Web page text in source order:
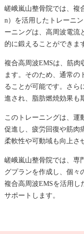
嵯峨嵐山整骨院では、複
n）を活用したトレーニ
ーニングは、高周波電流
的に鍛えることができま
複合高周波EMSは、筋肉
ます。そのため、通常の
ることが可能です。さら
進され、脂肪燃焼効果も
このトレーニングは、運
促進し、疲労回復や筋肉
柔軟性や可動域も向上さ
嵯峨嵐山整骨院では、専
グプランを作成し、個々
複合高周波EMSを活用し
サポートします。